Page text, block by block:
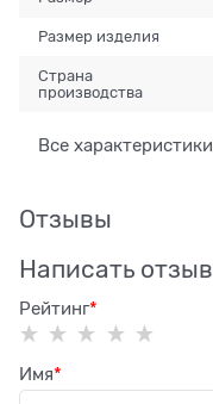
Размер изделия
Страна
производства
Все характеристики
Отзывы
Написать отзыв
Рейтинг
Имя